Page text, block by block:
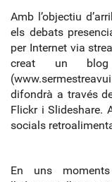
Amb l’objectiu
els debats
per Internet via
creat un blog
difondrà a través
Flickr i Slideshare.
socials
En uns